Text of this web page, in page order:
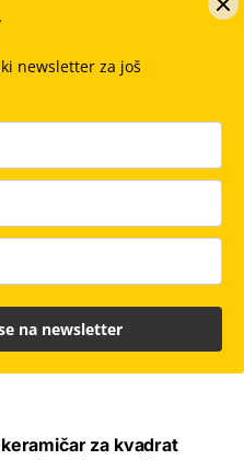
estriha? Tri su
je velika, evo koja je
za žbukanje: Za 8 sati
kućnih bazena!
hodati, a od kutije do
jedan sat
za kvadrat
newsletter za još
na newsletter